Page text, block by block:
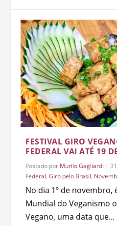
FESTIVAL GIRO
FEDERAL VAI ATÉ 19
Postado por Murilo Gagliardi |
Federal,Giro pelo Brasil,
No dia 1º de novembro,
Mundial do Veganismo
Vegano, uma data que...